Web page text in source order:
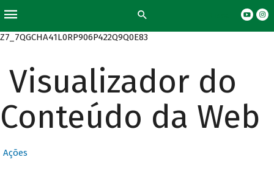
Z7_7QGCHA41L0RP906P422Q9Q0E83
Visualizador do
Conteúdo da Web
Ações